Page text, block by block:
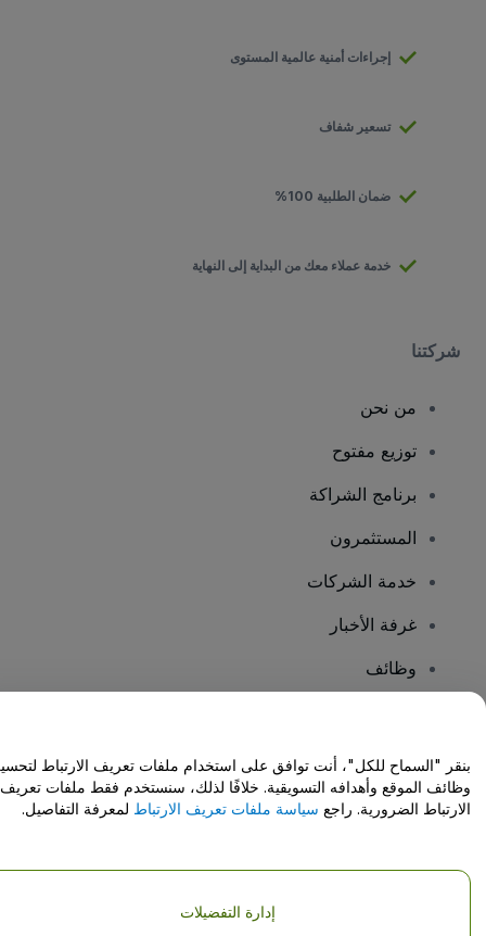
إجراءات أمنية عالمية المستوى
تسعير شفاف
ضمان الطلبية 100%
خدمة عملاء معك من البداية إلى النهاية
شركتنا
من نحن
توزيع مفتوح
برنامج الشراكة
المستثمرون
خدمة الشركات
غرفة الأخبار
وظائف
مركز المساعدة / اتصل بنا
حقوق النشر © شركة فياجوجو المحدودة 2026
تفاصيل الشركة
بنقر "السماح للكل"، أنت توافق على استخدام ملفات تعريف الارتباط
وظائف الموقع وأهدافه التسويقية. خلافًا لذلك، سنستخدم فقط ملفات تعريف
الارتباط الضرورية. راجع سياسة ملفات تعريف الارتباط لمعرفة التفاصيل.
إدارة التفضيلات